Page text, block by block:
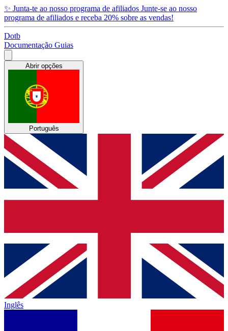
✨ Junta-te ao nosso programa de afiliados Junte-se ao nosso
programa de afiliados e receba 20% sobre as vendas!
Dotb
Documentação Guias
Abrir opções
Português
Inglês